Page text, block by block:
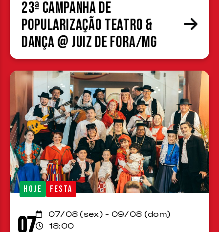
23ª Campanha de
Popularização Teatro &
Dança @ Juiz de Fora/MG
HOJE FESTA
07
07/08 (sex) - 09/08 (dom)
18:00